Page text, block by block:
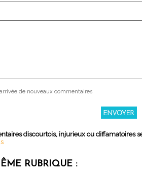
de nouveaux commentaires
discourtois, injurieux ou diffamatoires
RUBRIQUE :